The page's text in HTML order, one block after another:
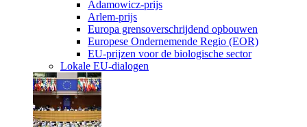
Adamowicz-prijs
Arlem-prijs
Europa grensoverschrijdend opbouwen
Europese Ondernemende Regio (EOR)
EU-prijzen voor de biologische sector
Lokale EU-dialogen